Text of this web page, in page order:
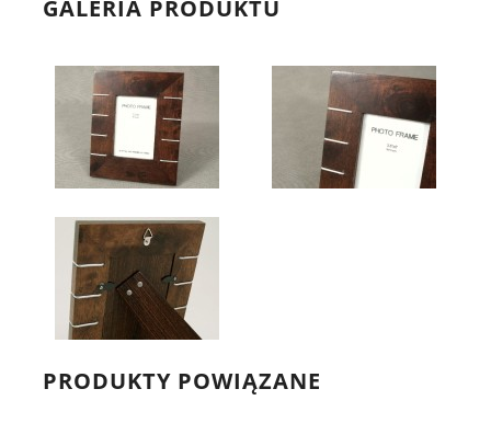
GALERIA PRODUKTU
PRODUKTY POWIĄZANE